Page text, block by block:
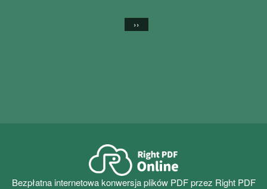
››
Bezpłatna internetowa konwersja plików PDF przez Right PDF